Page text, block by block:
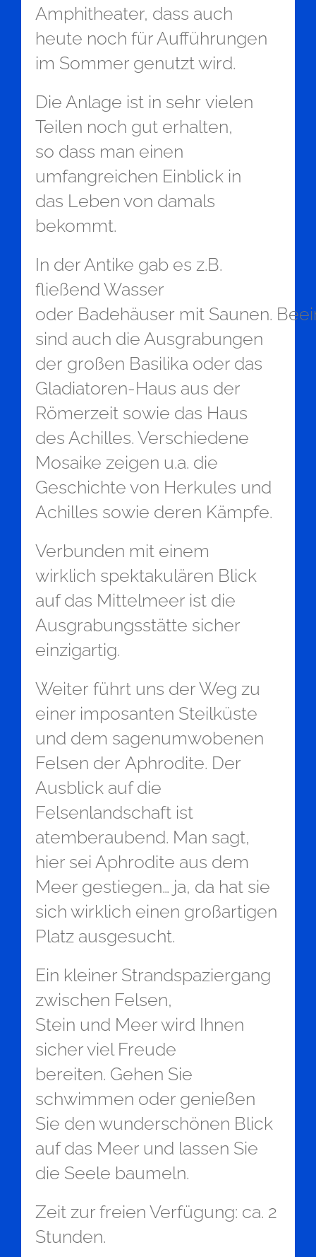
Amphitheater, dass auch
heute noch für Aufführungen
im Sommer genutzt wird.
Die Anlage ist in sehr vielen
Teilen noch gut erhalten,
so dass man einen
umfangreichen Einblick in
das Leben von damals
bekommt.
In der Antike gab es z.B.
fließend Wasser
oder Badehäuser mit Saunen.
sind auch die Ausgrabungen
der großen Basilika oder das
Gladiatoren-Haus aus der
Römerzeit sowie das Haus
des Achilles. Verschiedene
Mosaike zeigen u.a. die
Geschichte von Herkules und
Achilles sowie deren Kämpfe.
Verbunden mit einem
wirklich spektakulären Blick
auf das Mittelmeer ist die
Ausgrabungsstätte sicher
einzigartig.
Weiter führt uns der Weg zu
einer imposanten Steilküste
und dem sagenumwobenen
Felsen der Aphrodite. Der
Ausblick auf die
Felsenlandschaft ist
atemberaubend. Man sagt,
hier sei Aphrodite aus dem
Meer gestiegen… ja, da hat sie
sich wirklich einen großartigen
Platz ausgesucht.
Ein kleiner Strandspaziergang
zwischen Felsen,
Stein und Meer wird Ihnen
sicher viel Freude
bereiten. Gehen Sie
schwimmen oder genießen
Sie den wunderschönen Blick
auf das Meer und lassen Sie
die Seele baumeln.
Zeit zur freien Verfügung: ca. 2
Stunden.